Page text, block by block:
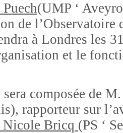
(UMP ‘
de l’Observatoire
à Londres les
et le
composée de
rapporteur sur
Nicole Bricq (PS ‘